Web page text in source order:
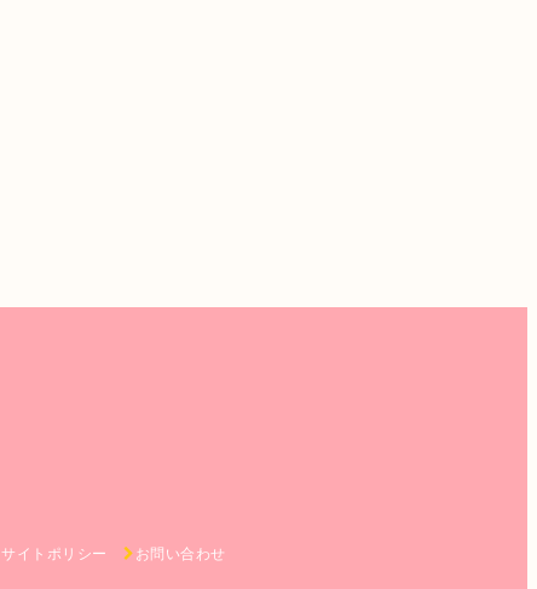
サイトポリシー お問い合わせ